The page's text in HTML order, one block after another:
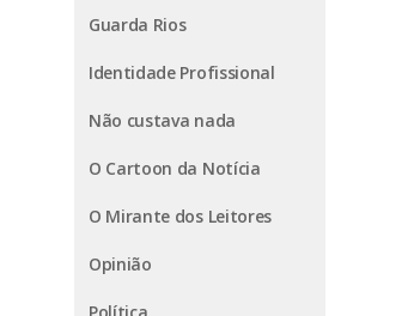
Guarda Rios
Identidade Profissional
Não custava nada
O Cartoon da Notícia
O Mirante dos Leitores
Opinião